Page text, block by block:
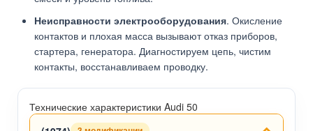
Неисправности электрооборудования. Окисление
контактов и плохая масса вызывают отказ приборов,
стартера, генератора. Диагностируем цепь, чистим
контакты, восстанавливаем проводку.
Технические характеристики Audi 50